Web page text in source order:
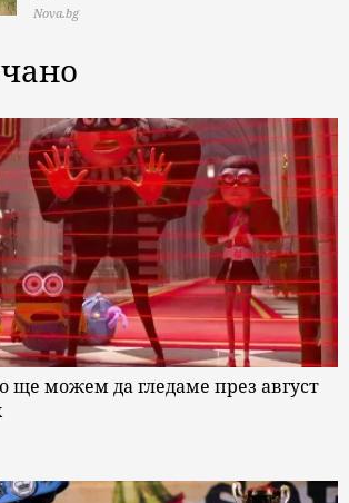
Nova.bg
ще можем да гледаме през август